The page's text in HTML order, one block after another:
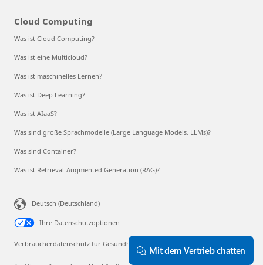
Cloud Computing
Was ist Cloud Computing?
Was ist eine Multicloud?
Was ist maschinelles Lernen?
Was ist Deep Learning?
Was ist AIaaS?
Was sind große Sprachmodelle (Large Language Models, LLMs)?
Was sind Container?
Was ist Retrieval-Augmented Generation (RAG)?
Deutsch (Deutschland)
Ihre Datenschutzoptionen
Verbraucherdatenschutz für Gesundheitsdaten
Mit dem Vertrieb chatten